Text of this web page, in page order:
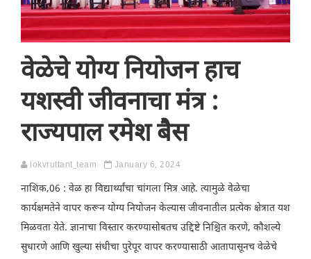
वेळेचे योग्य नियोजन हाच
यशस्वी जीवनाचा मंत्र :
राज्यपाल रमेश बैस
lokvruttant_team January 6, 2024
नाशिक,06 : वेळ हा विद्यार्थ्यांचा चांगला मित्र आहे. त्यामुळे वेळेचा
कार्यक्षमतेने वापर करून योग्य नियोजन केल्यास जीवनातील प्रत्येक क्षेत्रात यश
मिळवता येते. ज्ञानाचा विस्तार करण्यासोबतच उद्दिष्टे निश्चित करणे, कौशल्ये
सुधारणे आणि खुल्या संधीचा पुरेपूर वापर करण्यासाठी आतापासूनच वेळेचे